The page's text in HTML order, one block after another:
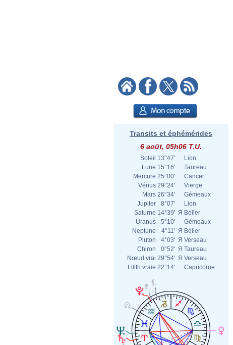
Transits et éphémérides
6 août, 05h06 T.U.
Soleil 13°47'
Lion
Lune 15°16'
Taureau
Mercure 25°00'
Cancer
Vénus 29°24'
Vierge
Mars 26°34'
Gémeaux
Jupiter
8°07'
Lion
Saturne 14°39' Я Bélier
Uranus
5°10'
Gémeaux
Neptune
4°11' Я Bélier
Pluton
4°03' Я Verseau
Chiron
0°52' Я Taureau
Nœud vrai 29°54' Я Verseau
Lilith vraie 22°14' Capricorne